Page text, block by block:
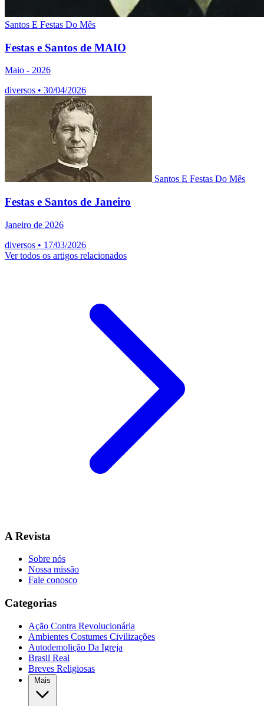
Santos E Festas Do Mês
Festas e Santos de MAIO
Maio - 2026
diversos • 30/04/2026
Santos E Festas Do Mês
Festas e Santos de Janeiro
Janeiro de 2026
diversos • 17/03/2026
Ver todos os artigos relacionados
A Revista
Sobre nós
Nossa missão
Fale conosco
Categorias
Ação Contra Revolucionária
Ambientes Costumes Civilizações
Autodemolição Da Igreja
Brasil Real
Breves Religiosas
Mais